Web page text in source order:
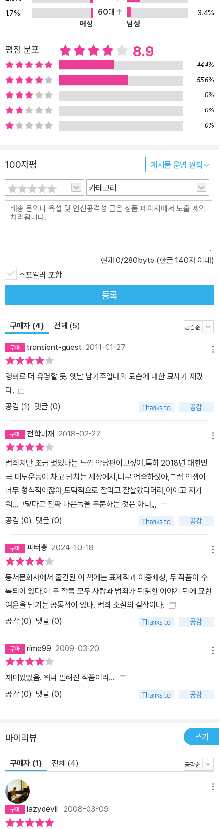
1.7%
60대
3.4%
여성
남성
평점 분포 8.9
44.4%
55.6%
0%
0%
0%
100자평 게시물 운영 원칙
카테고리
현재 0/280byte (한글 140자 이내)
스포일러 포함
등록
구매자 (4) 전체 (5)
transient-guest 2011-01-27
영화로 더 유명할 듯. 옛날 남가주일대의 모습에 대한 묘사가 재밌
다.
공감 (1) 댓글 (0)
천학비재 2018-02-27
범죄지만 조금 멋있다는 느낌 악당편이고싶어,특히 2018년 대한민
국 미투운동이 차고 넘치는 세상에서,너무 엄숙하잖아,그럼 인생이
너무 형식적이잖아,도덕적으로 잘먹고 잘살았다더라,아이고 지겨
워,,,그렇다고 진짜 나쁜놈을 두둔하는 것은 아녀,,,
공감 (0) 댓글 (0)
피터뽕 2024-10-18
동서문화사에서 출간된 이 책에는 표제작과 이중배상, 두 작품이 수
록되어 있다.이 두 작품 모두 사랑과 범죄가 뒤얽힌 이야기 뒤에 묘한
여운을 남기는 공통점이 있다. 범죄 소설의 걸작이다.
공감 (0) 댓글 (0)
rime99 2009-03-20
재미있었음. 워낙 알려진 작품이라...
공감 (0) 댓글 (0)
마이리뷰 쓰기
구매자 (1) 전체 (4)
lazydevil 2008-03-09